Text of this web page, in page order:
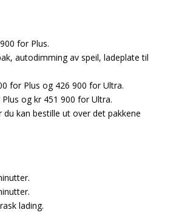
for Plus.
autodimming av speil, ladeplate til
for Plus og 426 900 for Ultra.
og kr 451 900 for Ultra.
kan bestille ut over det pakkene
lading.